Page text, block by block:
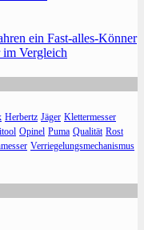
ein Fast-alles-Könner
im Vergleich
Herbertz Jäger Klettermesser
Opinel Puma Qualität Rost
Verriegelungsmechanismus